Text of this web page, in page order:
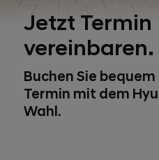
Jetzt Termin
vereinbaren.
Buchen Sie
Termin mit dem
Wahl.